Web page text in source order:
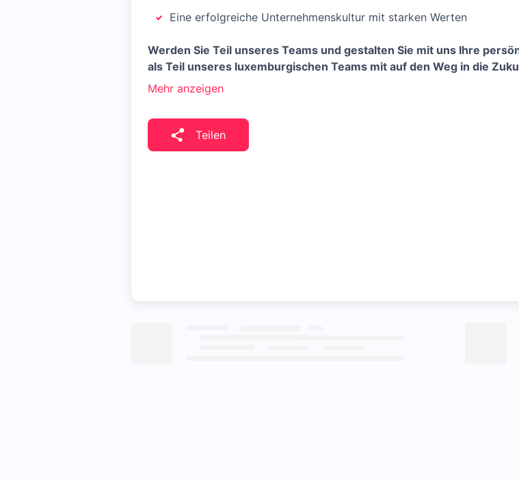
Eine erfolgreiche Unternehmenskultur mit starken Werten
Werden Sie Teil unseres Teams und gestalten Sie mit uns Ihre
als Teil unseres luxemburgischen Teams mit auf den Weg in die
Mehr anzeigen
Teilen